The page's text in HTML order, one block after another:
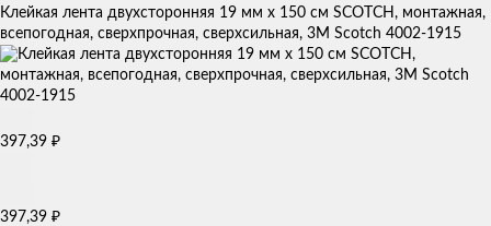
Клейкая лента двухсторонняя 19 мм х 150 см SCOTСH, монтажная,
всепогодная, сверхпрочная, сверхсильная, 3М Scotch 4002-1915
397,39 ₽
397,39 ₽